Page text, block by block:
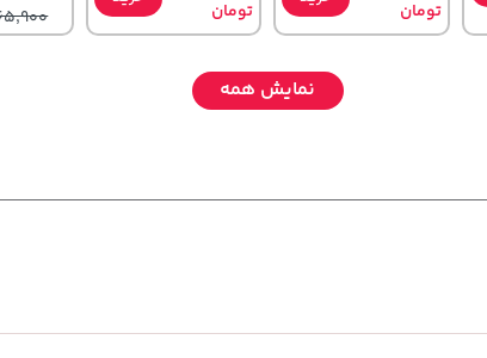
تومان
تومان
90,000
نمایش همه